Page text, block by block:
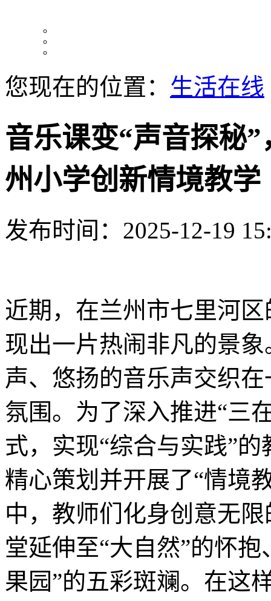
您现在的位置： 生活在线
音乐课变“声音探秘
州小学创新情境教学
发布时间：2025-12-19
近期，在兰州市七里河
现出一片热闹非凡的景
声、悠扬的音乐声交织
氛围。为了深入推进“三
式，实现“综合与实践”
精心策划并开展了“情境
中，教师们化身创意无
堂延伸至“大自然”的怀
果园”的五彩斑斓。在这